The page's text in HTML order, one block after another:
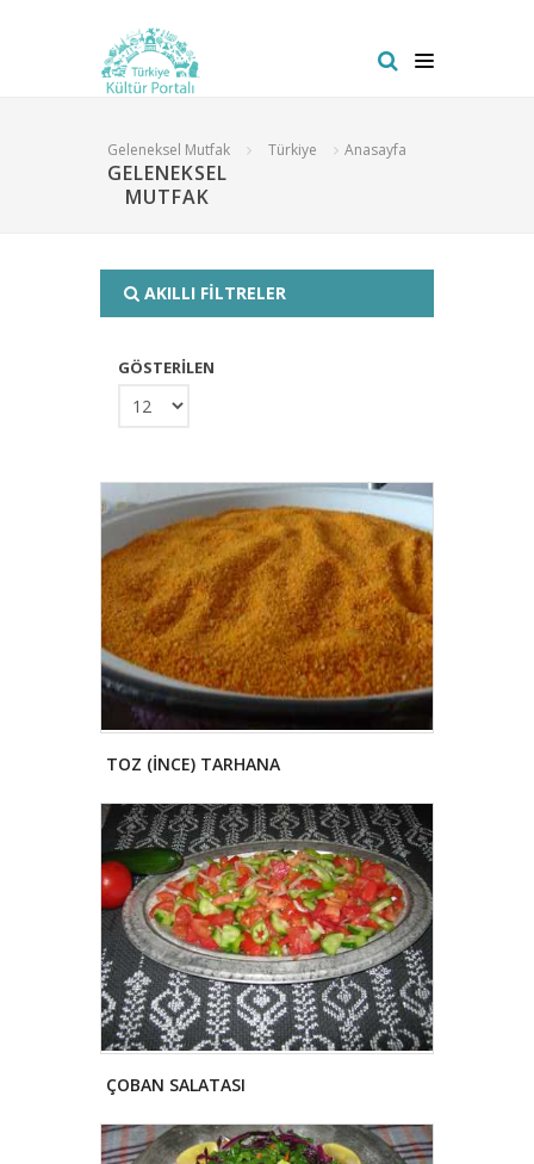
Geleneksel Mutfak Türkiye Anasayfa
GELENEKSEL
MUTFAK
AKILLI FİLTRELER
GÖSTERİLEN
TOZ (İNCE) TARHANA
ÇOBAN SALATASI